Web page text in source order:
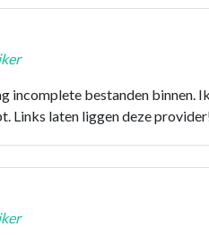
incomplete bestanden binnen.
Links laten liggen deze